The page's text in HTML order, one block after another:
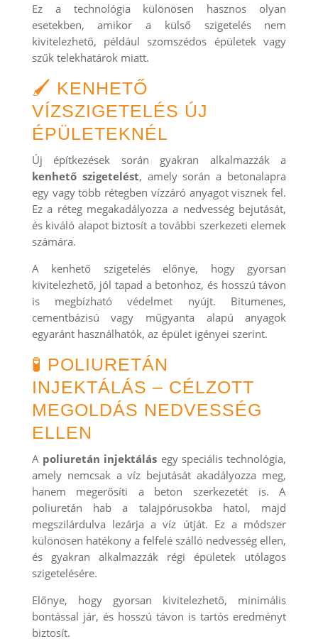
Ez a technológia különösen hasznos olyan
esetekben, amikor a külső szigetelés nem
kivitelezhető, például szomszédos épületek vagy
szűk telekhatárok miatt.
🖌️ KENHETŐ
VÍZSZIGETELÉS ÚJ
ÉPÜLETEKNÉL
Új építkezések során gyakran alkalmazzák a
kenhető szigetelést, amely során a betonalapra
egy vagy több rétegben vízzáró anyagot visznek fel.
Ez a réteg megakadályozza a nedvesség bejutását,
és kiváló alapot biztosít a további szerkezeti elemek
számára.
A kenhető szigetelés előnye, hogy gyorsan
kivitelezhető, jól tapad a betonhoz, és hosszú távon
is megbízható védelmet nyújt. Bitumenes,
cementbázisú vagy műgyanta alapú anyagok
egyaránt használhatók, az épület igényei szerint.
🧪 POLIURETÁN
INJEKTÁLÁS – CÉLZOTT
MEGOLDÁS NEDVESSÉG
ELLEN
A poliuretán injektálás egy speciális technológia,
amely nemcsak a víz bejutását akadályozza meg,
hanem megerősíti a beton szerkezetét is. A
poliuretán hab a talajpórusokba hatol, majd
megszilárdulva lezárja a víz útját. Ez a módszer
különösen hatékony a felfelé szálló nedvesség ellen,
és gyakran alkalmazzák régi épületek utólagos
szigetelésére.
Előnye, hogy gyorsan kivitelezhető, minimális
bontással jár, és hosszú távon is tartós eredményt
biztosít.